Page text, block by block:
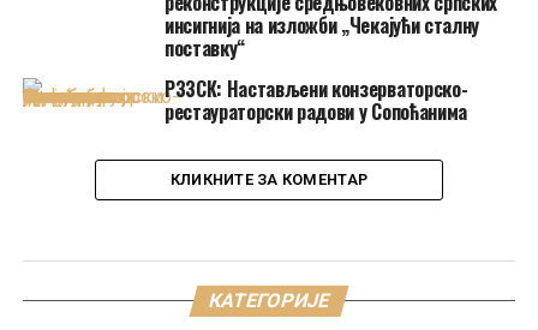
инсигнија на изложби „Чекајући сталну
поставку“
РЗЗСК: Настављени конзерваторско-
рестаураторски радови у Сопоћанима
КЛИКНИТЕ ЗА КОМЕНТАР
КАТЕГОРИЈЕ